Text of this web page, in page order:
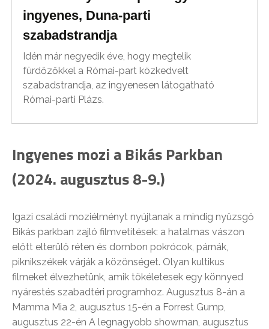
ingyenes, Duna-parti
szabadstrandja
Idén már negyedik éve, hogy megtelik
fürdőzőkkel a Római-part közkedvelt
szabadstrandja, az ingyenesen látogatható
Római-parti Plázs.
Ingyenes mozi a Bikás Parkban
(2024. augusztus 8-9.)
Igazi családi moziélményt nyújtanak a mindig nyüzsgő
Bikás parkban zajló filmvetítések: a hatalmas vászon
előtt elterülő réten és dombon pokrócok, párnák,
piknikszékek várják a közönséget. Olyan kultikus
filmeket élvezhetünk, amik tökéletesek egy könnyed
nyárestés szabadtéri programhoz. Augusztus 8-án a
Mamma Mia 2, augusztus 15-én a Forrest Gump,
augusztus 22-én A legnagyobb showman, augusztus